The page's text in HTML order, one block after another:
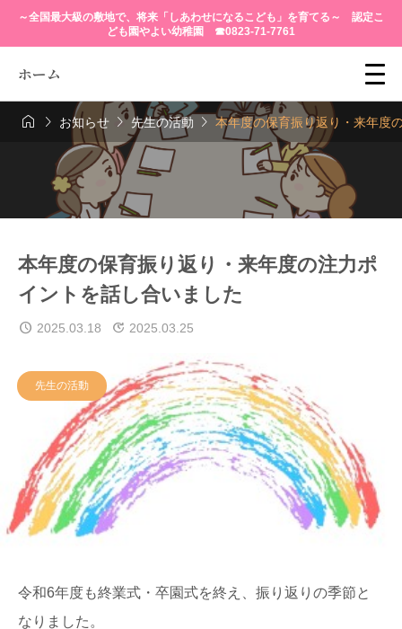
～全国最大級の敷地で、将来「しあわせになるこども」を育てる～ 認定こ
ども園やよい幼稚園 ☎0823-71-7761
ホーム
  お知らせ 先生の活動本年度の保育振り返り・来年度
本年度の保育振り返り・来年度の注力ポ
イントを話し合いました
2025.03.18 2025.03.25
先生の活動
令和6年度も終業式・卒園式を終え、振り返りの季節と
なりました。